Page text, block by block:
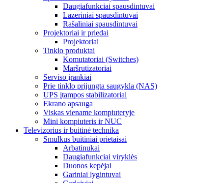
Daugiafunkciai spausdintuvai
Lazeriniai spausdintuvai
Rašaliniai spausdintuvai
Projektoriai ir priedai
Projektoriai
Tinklo produktai
Komutatoriai (Switches)
Maršrutizatoriai
Serviso įrankiai
Prie tinklo prijungta saugykla (NAS)
UPS įtampos stabilizatoriai
Ekrano apsauga
Viskas viename kompiuteryje
Mini kompiuteris ir NUC
Televizorius ir buitinė technika
Smulkūs buitiniai prietaisai
Arbatinukai
Daugiafunkciai viryklės
Duonos kepėjai
Gariniai lygintuvai